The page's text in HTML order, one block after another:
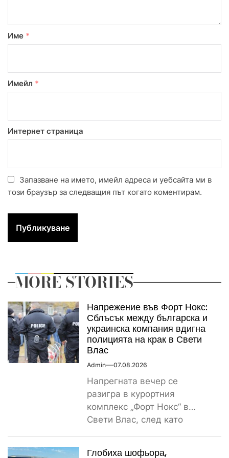
Име *
Имейл *
Интернет страница
Запазване на името, имейл адреса и уебсайта ми в
този браузър за следващия път когато коментирам.
MORE STORIES
Напрежение във Форт Нокс:
Сблъсък между българска и
украинска компания вдигна
полицията на крак в Свети
Влас
Admin 07.08.2026
Напрегната вечер се
разигра в курортния
комплекс „Форт Нокс“ в
Свети Влас, след като
Глобиха шофьора,